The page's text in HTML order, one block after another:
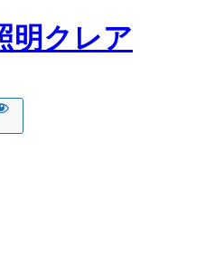
明クレア